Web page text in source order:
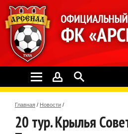
Главная / Новости /
20 тур. Крылья